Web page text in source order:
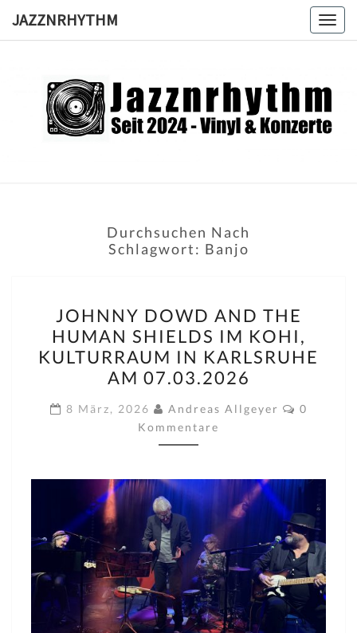
JAZZNRHYTHM
Seit
2024 –
Durchsuchen Nach
Schlagwort: Banjo
DOWD
AND
THE
HUMAN
SHIELDS
IM
KOHI,
IN
KARLSRUHE
AM
07.03.2026
JOHNNY DOWD AND THE
HUMAN SHIELDS IM KOHI,
KULTURRAUM IN KARLSRUHE
AM 07.03.2026
8 März, 2026 Andreas Allgeyer
0
Kommentare